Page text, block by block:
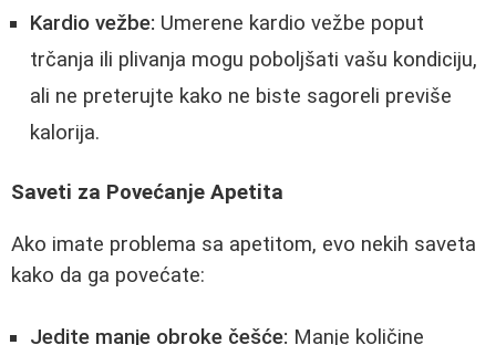
Kardio vežbe: Umerene kardio vežbe poput
trčanja ili plivanja mogu poboljšati vašu kondiciju,
ali ne preterujte kako ne biste sagoreli previše
kalorija.
Saveti za Povećanje Apetita
Ako imate problema sa apetitom, evo nekih saveta
kako da ga povećate:
Jedite manje obroke češće: Manje količine